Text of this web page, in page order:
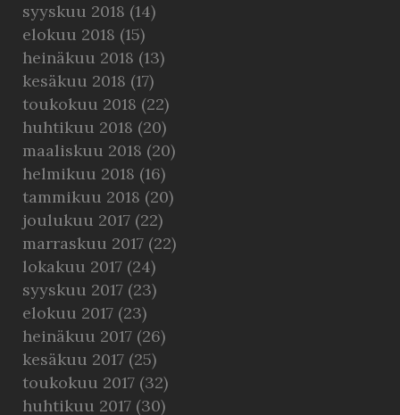
syyskuu 2018 (14)
elokuu 2018 (15)
heinäkuu 2018 (13)
kesäkuu 2018 (17)
toukokuu 2018 (22)
huhtikuu 2018 (20)
maaliskuu 2018 (20)
helmikuu 2018 (16)
tammikuu 2018 (20)
joulukuu 2017 (22)
marraskuu 2017 (22)
lokakuu 2017 (24)
syyskuu 2017 (23)
elokuu 2017 (23)
heinäkuu 2017 (26)
kesäkuu 2017 (25)
toukokuu 2017 (32)
huhtikuu 2017 (30)